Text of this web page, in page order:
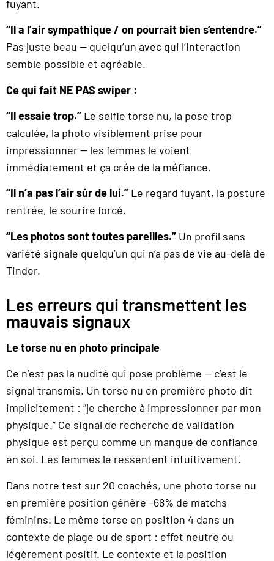
fuyant.
“Il a l’air sympathique / on pourrait bien s’entendre.”
Pas juste beau — quelqu’un avec qui l’interaction
semble possible et agréable.
Ce qui fait NE PAS swiper :
“Il essaie trop.” Le selfie torse nu, la pose trop
calculée, la photo visiblement prise pour
impressionner — les femmes le voient
immédiatement et ça crée de la méfiance.
“Il n’a pas l’air sûr de lui.” Le regard fuyant, la posture
rentrée, le sourire forcé.
“Les photos sont toutes pareilles.” Un profil sans
variété signale quelqu’un qui n’a pas de vie au-delà de
Tinder.
Les erreurs qui transmettent les
mauvais signaux
Le torse nu en photo principale
Ce n’est pas la nudité qui pose problème — c’est le
signal transmis. Un torse nu en première photo dit
implicitement : “je cherche à impressionner par mon
physique.” Ce signal de recherche de validation
physique est perçu comme un manque de confiance
en soi. Les femmes le ressentent intuitivement.
Dans notre test sur 20 coachés, une photo torse nu
en première position génère –68% de matchs
féminins. Le même torse en position 4 dans un
contexte de plage ou de sport : effet neutre ou
légèrement positif. Le contexte et la position